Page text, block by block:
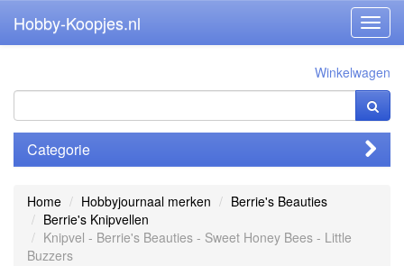
Hobby-Koopjes.nl
Winkelwagen
Categorie
Home Hobbyjournaal merken
Berrie's Beauties
Berrie's Knipvellen
Knipvel - Berrie's Beauties - Sweet Honey Bees - Little
Buzzers